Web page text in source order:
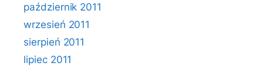
październik 2011
wrzesień 2011
sierpień 2011
lipiec 2011